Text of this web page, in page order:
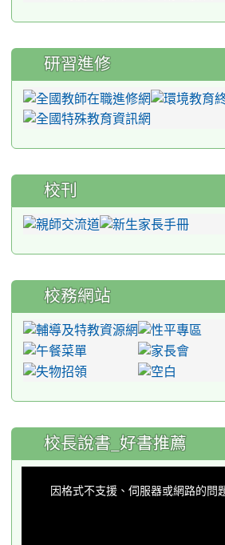
研習進修
校刊
校務網站
:::
校長說書_好書推薦
因格式不支援、伺服器或網路的問